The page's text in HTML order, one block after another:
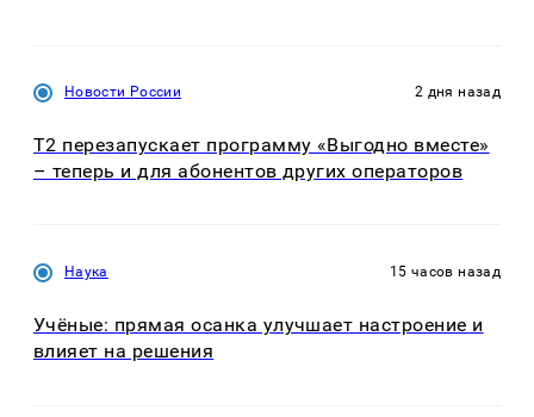
Новости России 2 дня назад
Т2 перезапускает программу «Выгодно вместе»
– теперь и для абонентов других операторов
Наука 15 часов назад
Учёные: прямая осанка улучшает настроение и
влияет на решения